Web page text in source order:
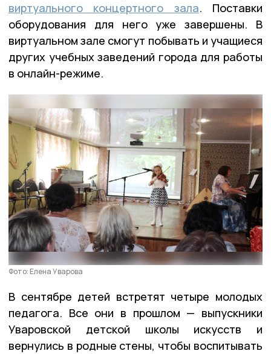
виртуального концертного зала. Поставки
оборудования для него уже завершены. В
виртуальном зале смогут побывать и учащиеся
других учебных заведений города для работы
в онлайн-режиме.
Фото: Елена Уварова
В сентябре детей встретят четыре молодых
педагога. Все они в прошлом — выпускники
Уваровской детской школы искусств и
вернулись в родные стены, чтобы воспитывать